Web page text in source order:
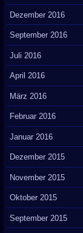
Dezember 2016
September 2016
Juli 2016
April 2016
März 2016
Februar 2016
Januar 2016
Dezember 2015
November 2015
Oktober 2015
September 2015